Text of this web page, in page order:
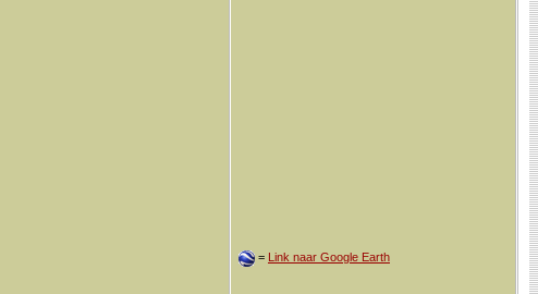
= Link naar Google Earth